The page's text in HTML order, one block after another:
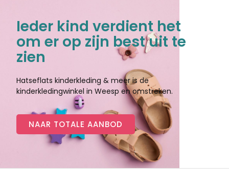
Ieder kind verdient het
om er op zijn best uit te
zien
Hatseflats kinderkleding & meer is de
kinderkledingwinkel in Weesp en omstreken.
NAAR TOTALE AANBOD